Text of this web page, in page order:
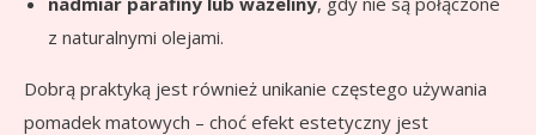
z naturalnymi olejami.
Dobrą praktyką jest również unikanie częstego używania
pomadek matowych – choć efekt estetyczny jest